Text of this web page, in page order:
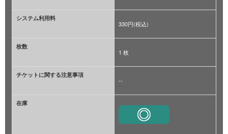
システム利用料
330円(税込)
枚数
1 枚
チケットに関する注意事項
--
在庫